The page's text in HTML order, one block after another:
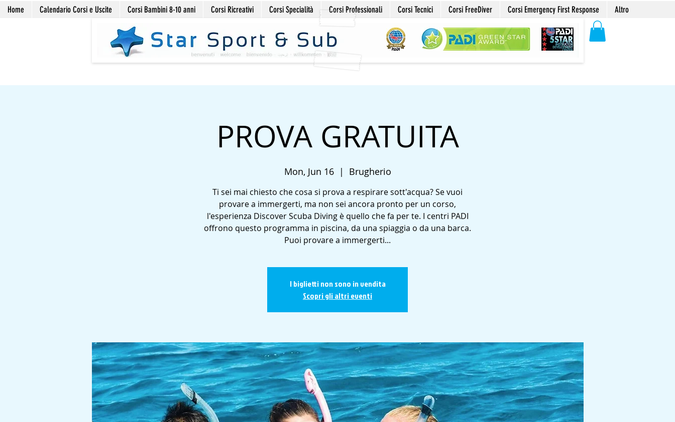
Home Calendario Corsi e Uscite Corsi Bambini 8-10 anni Corsi Ricreativi Corsi Specialità Corsi Professionali Corsi Tecnici Corsi FreeDiver Corsi Emergency First Response Altro
PROVA GRATUITA
Mon, Jun 16
  |
Brugherio
Ti sei mai chiesto che cosa si prova a respirare sott'acqua? Se vuoi
provare a immergerti, ma non sei ancora pronto per un corso,
l'esperienza Discover Scuba Diving è quello che fa per te. I centri PADI
offrono questo programma in piscina, da una spiaggia o da una barca.
Puoi provare a immergerti...
I biglietti non sono in vendita
Scopri gli altri eventi